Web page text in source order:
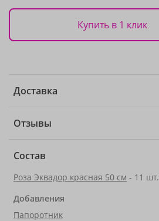
Купить в 1 клик
Доставка
Отзывы
Состав
Роза Эквадор красная 50 см - 11 шт.
Добавления
Папоротник